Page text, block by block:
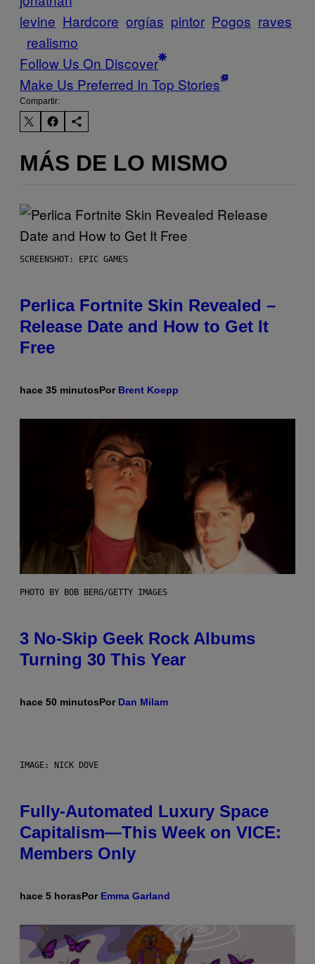
levine Hardcore orgías pintor Pogos raves
realismo
Follow Us On Discover
Make Us Preferred In Top Stories
Compartir:
MÁS DE LO MISMO
SCREENSHOT: EPIC GAMES
Perlica Fortnite Skin Revealed –
Release Date and How to Get It
Free
hace 35 minutosPor Brent Koepp
PHOTO BY BOB BERG/GETTY IMAGES
3 No-Skip Geek Rock Albums
Turning 30 This Year
hace 50 minutosPor Dan Milam
IMAGE: NICK DOVE
Fully-Automated Luxury Space
Capitalism—This Week on VICE:
Members Only
hace 5 horasPor Emma Garland